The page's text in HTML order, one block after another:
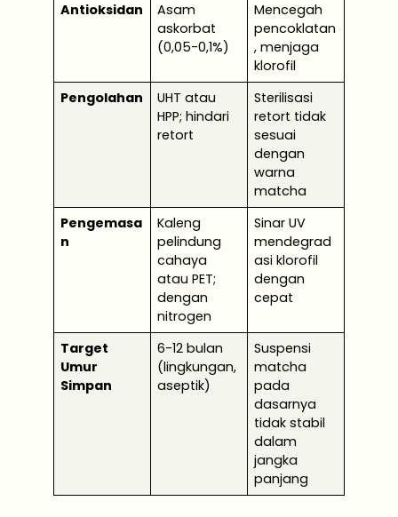
Antioksidan
Asam
askorbat
(0,05-0,1%)
Mencegah
pencoklatan
, menjaga
klorofil
Pengolahan
UHT atau
HPP; hindari
retort
Sterilisasi
retort tidak
sesuai
dengan
warna
matcha
Pengemasa
n
Kaleng
pelindung
cahaya
atau PET;
dengan
nitrogen
Sinar UV
mendegrad
asi klorofil
dengan
cepat
Target
Umur
Simpan
6-12 bulan
(lingkungan,
aseptik)
Suspensi
matcha
pada
dasarnya
tidak stabil
dalam
jangka
panjang